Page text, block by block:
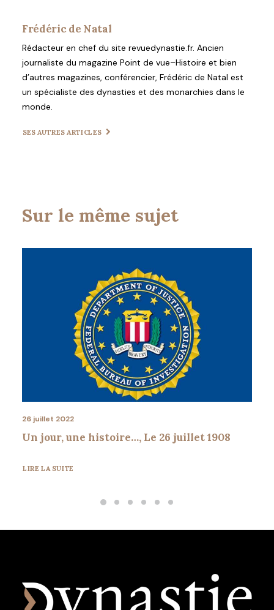
Frédéric de Natal
Rédacteur en chef du site revuedynastie.fr. Ancien
journaliste du magazine Point de vue–Histoire et bien
d’autres magazines, conférencier, Frédéric de Natal est
un spécialiste des dynasties et des monarchies dans le
monde.
SES AUTRES ARTICLES
Sur le même sujet
26 juillet 2022
Un jour, une histoire…, Le 26 juillet 1908
LIRE LA SUITE